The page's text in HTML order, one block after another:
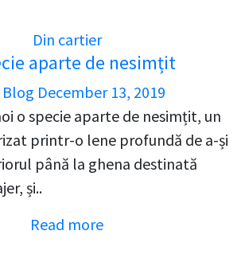
Din cartier
aparte de nesimțit
Blog December 13, 2019
o specie aparte de nesimțit, un
printr-o lene profundă de a-și
până la ghena destinată
și..
Read more